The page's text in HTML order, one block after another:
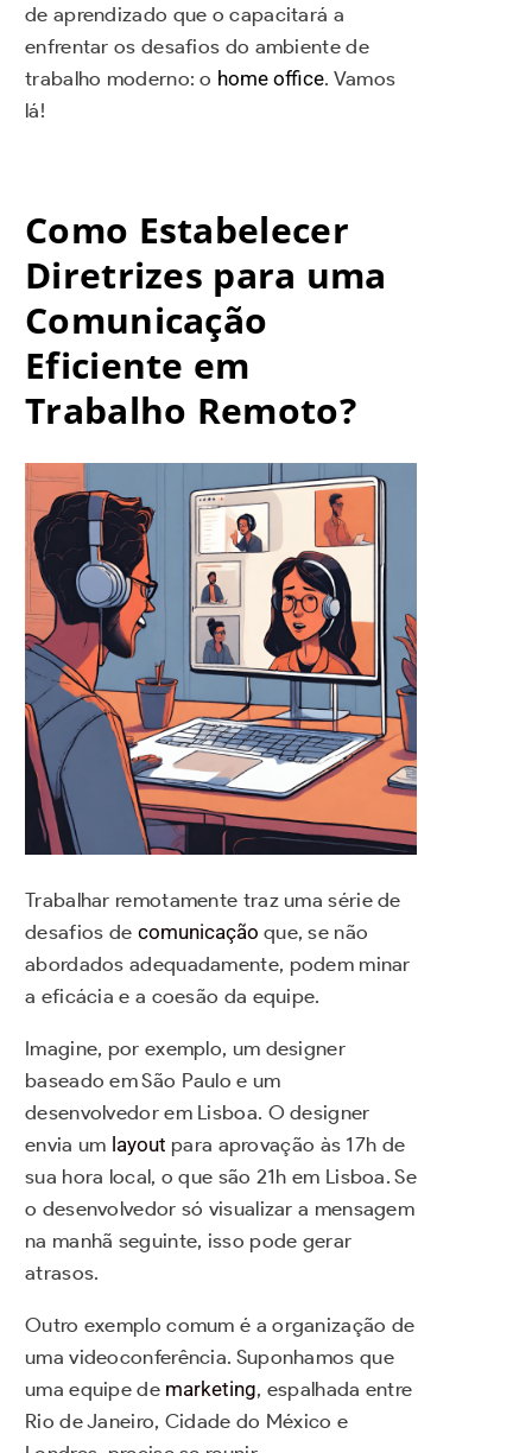
de aprendizado que o capacitará a
enfrentar os desafios do ambiente de
trabalho moderno: o home office. Vamos
lá!
Como Estabelecer
Diretrizes para uma
Comunicação
Eficiente em
Trabalho Remoto?
Trabalhar remotamente traz uma série de
desafios de comunicação que, se não
abordados adequadamente, podem minar
a eficácia e a coesão da equipe.
Imagine, por exemplo, um designer
baseado em São Paulo e um
desenvolvedor em Lisboa. O designer
envia um layout para aprovação às 17h de
sua hora local, o que são 21h em Lisboa. Se
o desenvolvedor só visualizar a mensagem
na manhã seguinte, isso pode gerar
atrasos.
Outro exemplo comum é a organização de
uma videoconferência. Suponhamos que
uma equipe de marketing, espalhada entre
Rio de Janeiro, Cidade do México e